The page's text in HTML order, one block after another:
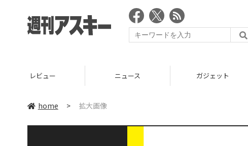
レビュー ニュース ガジェット
home > 拡大画像